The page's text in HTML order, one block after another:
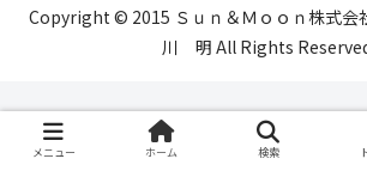
Copyright © 2015 Ｓｕｎ＆Ｍｏｏｎ株式
川 明 All Rights
メニュー ホーム 検索